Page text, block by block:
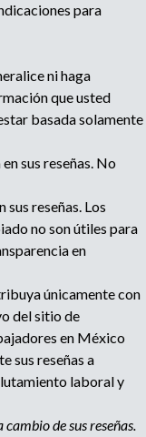
para
ni haga
que usted
basada solamente
sus reseñas. No
reseñas. Los
no son útiles para
en
únicamente con
del sitio de
en México
sus reseñas a
laboral y
de sus reseñas.